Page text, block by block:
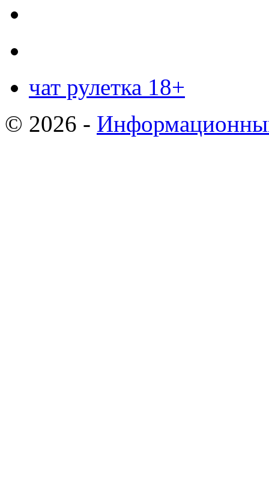
чат рулетка 18+
© 2026 -